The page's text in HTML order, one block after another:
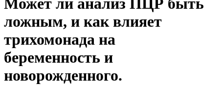
Может ли анализ ПЦР быть
ложным, и как влияет
трихомонада на
беременность и
новорожденного.